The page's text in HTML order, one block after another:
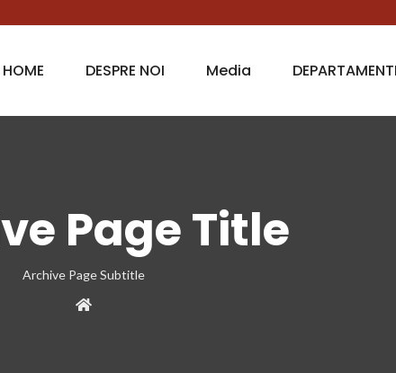
HOME DESPRE NOI Media
Page Title
Archive Page Subtitle